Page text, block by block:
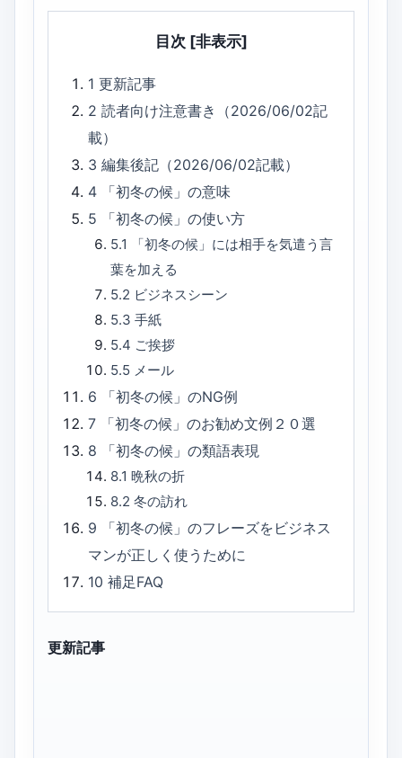
目次 [非表示]
1更新記事
2読者向け注意書き（2026/06/02記
載）
3編集後記（2026/06/02記載）
4
「初冬の候」の意味
5
「初冬の候」の使い方
5.1
「初冬の候」には相手を気遣う言
葉を加える
5.2 ビジネスシーン
5.3 手紙
5.4 ご挨拶
5.5 メール
6
「初冬の候」のNG例
7
「初冬の候」のお勧め文例２０選
8
「初冬の候」の類語表現
8.1 晩秋の折
8.2 冬の訪れ
9
「初冬の候」のフレーズをビジネス
マンが正しく使うために
10補足FAQ
更新記事